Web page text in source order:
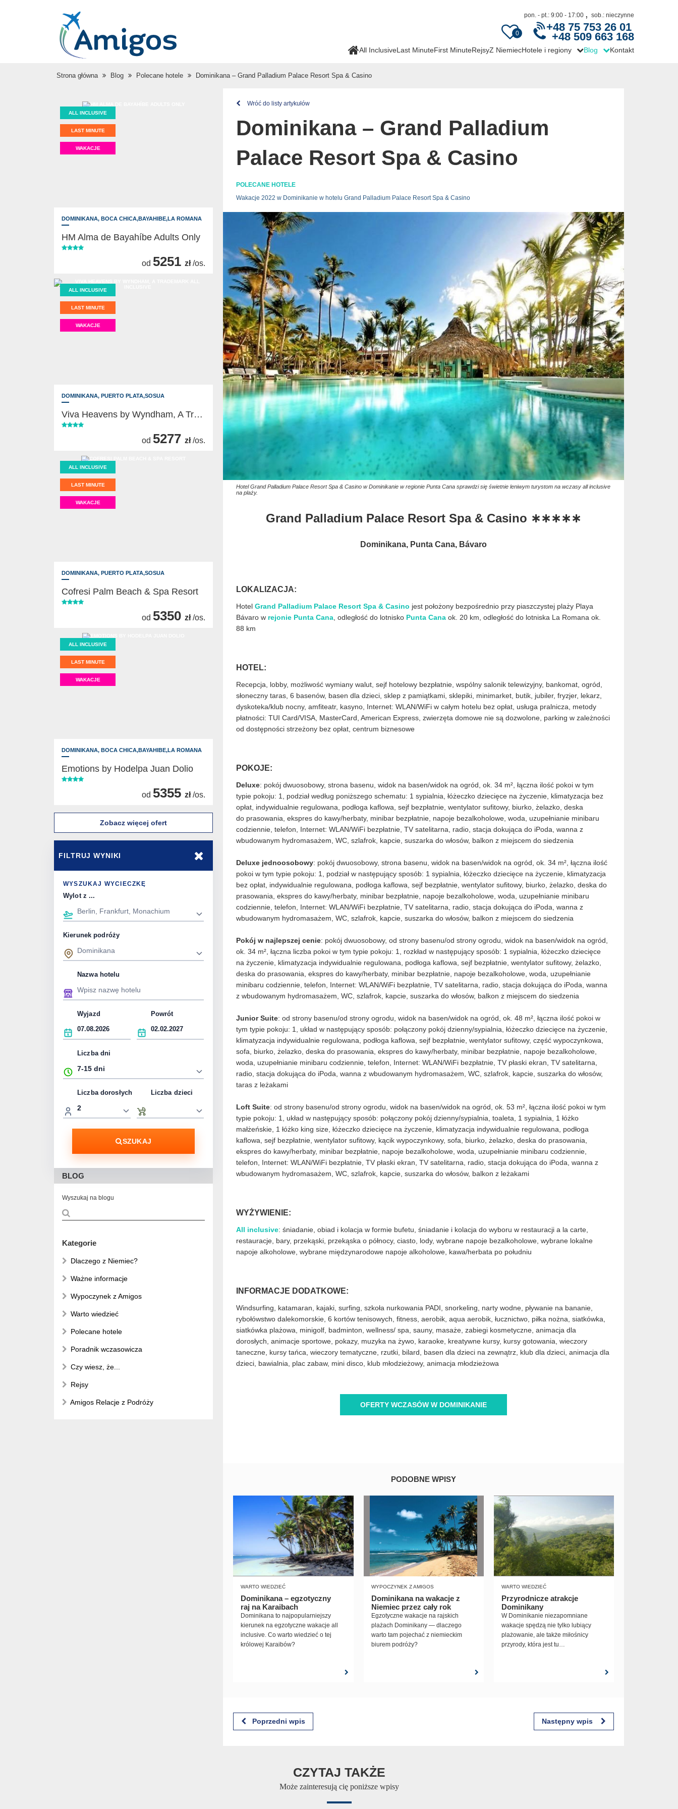
0
pon. - pt.: 9:00 - 17:00 , sob.: nieczynne
+48 75 753 26 01
+48 509 663 168
All InclusiveLast MinuteFirst MinuteRejsyZ NiemiecHotele i regiony Blog Kontakt
Strona główna Blog Polecane hotele Dominikana – Grand Palladium Palace Resort Spa & Casino
Wróć do listy artykułów
Dominikana – Grand Palladium
Palace Resort Spa & Casino
POLECANE HOTELE
Wakacje 2022 w Dominikanie w hotelu Grand Palladium Palace Resort Spa & Casino
Hotel Grand Palladium Palace Resort Spa & Casino w Dominikanie w regionie Punta Cana sprawdzi się świetnie leniwym turystom na wczasy all inclusive
na plaży.
Grand Palladium Palace Resort Spa & Casino ∗∗∗∗∗
Dominikana, Punta Cana, Bávaro
LOKALIZACJA:
HotelGrand Palladium Palace Resort Spa & Casino jest położony bezpośrednio przy piaszczystej plaży Playa
Bávaro w rejonie Punta Cana , odległość do lotnisko Punta Cana ok. 20 km, odległość do lotniska La Romana ok.
88 km
HOTEL:
Recepcja, lobby, możliwość wymiany walut, sejf hotelowy bezpłatnie, wspólny salonik telewizyjny, bankomat, ogród,
słoneczny taras, 6 basenów, basen dla dzieci, sklep z pamiątkami, sklepiki, minimarket, butik, jubiler, fryzjer, lekarz,
dyskoteka/klub nocny, amfiteatr, kasyno, Internet: WLAN/WiFi w całym hotelu bez opłat, usługa pralnicza, metody
płatności: TUI Card/VISA, MasterCard, American Express, zwierzęta domowe nie są dozwolone, parking w zależności
od dostępności strzeżony bez opłat, centrum biznesowe
POKOJE:
Deluxe: pokój dwuosobowy, strona basenu, widok na basen/widok na ogród, ok. 34 m², łączna ilość pokoi w tym
typie pokoju: 1, podział według poniższego schematu: 1 sypialnia, łóżeczko dziecięce na życzenie, klimatyzacja bez
opłat, indywidualnie regulowana, podłoga kaflowa, sejf bezpłatnie, wentylator sufitowy, biurko, żelazko, deska
do prasowania, ekspres do kawy/herbaty, minibar bezpłatnie, napoje bezalkoholowe, woda, uzupełnianie minibaru
codziennie, telefon, Internet: WLAN/WiFi bezpłatnie, TV satelitarna, radio, stacja dokująca do iPoda, wanna z
wbudowanym hydromasażem, WC, szlafrok, kapcie, suszarka do włosów, balkon z miejscem do siedzenia
Deluxe jednoosobowy: pokój dwuosobowy, strona basenu, widok na basen/widok na ogród, ok. 34 m², łączna ilość
pokoi w tym typie pokoju: 1, podział w następujący sposób: 1 sypialnia, łóżeczko dziecięce na życzenie, klimatyzacja
bez opłat, indywidualnie regulowana, podłoga kaflowa, sejf bezpłatnie, wentylator sufitowy, biurko, żelazko, deska do
prasowania, ekspres do kawy/herbaty, minibar bezpłatnie, napoje bezalkoholowe, woda, uzupełnianie minibaru
codziennie, telefon, Internet: WLAN/WiFi bezpłatnie, TV satelitarna, radio, stacja dokująca do iPoda, wanna z
wbudowanym hydromasażem, WC, szlafrok, kapcie, suszarka do włosów, balkon z miejscem do siedzenia
Pokój w najlepszej cenie: pokój dwuosobowy, od strony basenu/od strony ogrodu, widok na basen/widok na ogród,
ok. 34 m², łączna liczba pokoi w tym typie pokoju: 1, rozkład w następujący sposób: 1 sypialnia, łóżeczko dziecięce
na życzenie, klimatyzacja indywidualnie regulowana, podłoga kaflowa, sejf bezpłatnie, wentylator sufitowy, żelazko,
deska do prasowania, ekspres do kawy/herbaty, minibar bezpłatnie, napoje bezalkoholowe, woda, uzupełnianie
minibaru codziennie, telefon, Internet: WLAN/WiFi bezpłatnie, TV satelitarna, radio, stacja dokująca do iPoda, wanna
z wbudowanym hydromasażem, WC, szlafrok, kapcie, suszarka do włosów, balkon z miejscem do siedzenia
Junior Suite: od strony basenu/od strony ogrodu, widok na basen/widok na ogród, ok. 48 m², łączna ilość pokoi w
tym typie pokoju: 1, układ w następujący sposób: połączony pokój dzienny/sypialnia, łóżeczko dziecięce na życzenie,
klimatyzacja indywidualnie regulowana, podłoga kaflowa, sejf bezpłatnie, wentylator sufitowy, część wypoczynkowa,
sofa, biurko, żelazko, deska do prasowania, ekspres do kawy/herbaty, minibar bezpłatnie, napoje bezalkoholowe,
woda, uzupełnianie minibaru codziennie, telefon, Internet: WLAN/WiFi bezpłatnie, TV płaski ekran, TV satelitarna,
radio, stacja dokująca do iPoda, wanna z wbudowanym hydromasażem, WC, szlafrok, kapcie, suszarka do włosów,
taras z leżakami
Loft Suite: od strony basenu/od strony ogrodu, widok na basen/widok na ogród, ok. 53 m², łączna ilość pokoi w tym
typie pokoju: 1, układ w następujący sposób: połączony pokój dzienny/sypialnia, toaleta, 1 sypialnia, 1 łóżko
małżeńskie, 1 łóżko king size, łóżeczko dziecięce na życzenie, klimatyzacja indywidualnie regulowana, podłoga
kaflowa, sejf bezpłatnie, wentylator sufitowy, kącik wypoczynkowy, sofa, biurko, żelazko, deska do prasowania,
ekspres do kawy/herbaty, minibar bezpłatnie, napoje bezalkoholowe, woda, uzupełnianie minibaru codziennie,
telefon, Internet: WLAN/WiFi bezpłatnie, TV płaski ekran, TV satelitarna, radio, stacja dokująca do iPoda, wanna z
wbudowanym hydromasażem, WC, szlafrok, kapcie, suszarka do włosów, balkon z leżakami
WYŻYWIENIE:
All inclusive: śniadanie, obiad i kolacja w formie bufetu, śniadanie i kolacja do wyboru w restauracji a la carte,
restauracje, bary, przekąski, przekąska o północy, ciasto, lody, wybrane napoje bezalkoholowe, wybrane lokalne
napoje alkoholowe, wybrane międzynarodowe napoje alkoholowe, kawa/herbata po południu
INFORMACJE DODATKOWE:
Windsurfing, katamaran, kajaki, surfing, szkoła nurkowania PADI, snorkeling, narty wodne, pływanie na bananie,
rybołówstwo dalekomorskie, 6 kortów tenisowych, fitness, aerobik, aqua aerobik, łucznictwo, piłka nożna, siatkówka,
siatkówka plażowa, minigolf, badminton, wellness/ spa, sauny, masaże, zabiegi kosmetyczne, animacja dla
dorosłych, animacje sportowe, pokazy, muzyka na żywo, karaoke, kreatywne kursy, kursy gotowania, wieczory
taneczne, kursy tańca, wieczory tematyczne, rzutki, bilard, basen dla dzieci na zewnątrz, klub dla dzieci, animacja dla
dzieci, bawialnia, plac zabaw, mini disco, klub młodzieżowy, animacja młodzieżowa
OFERTY WCZASÓW W DOMINIKANIE
PODOBNE WPISY
WARTO WIEDZIEĆ
Dominikana – egzotyczny
raj na Karaibach
Dominikana to najpopularniejszy
kierunek na egzotyczne wakacje all
inclusive. Co warto wiedzieć o tej
królowej Karaibów?
WYPOCZYNEK Z AMIGOS
Dominikana na wakacje z
Niemiec przez cały rok
Egzotyczne wakacje na rajskich
plażach Dominikany — dlaczego
warto tam pojechać z niemieckim
biurem podróży?
WARTO WIEDZIEĆ
Przyrodnicze atrakcje
Dominikany
W Dominikanie niezapomniane
wakacje spędzą nie tylko lubiący
plażowanie, ale także miłośnicy
przyrody, która jest tu
Poprzedni wpis Następny wpis
BLOG
Wyszukaj na blogu
Kategorie
Dlaczego z Niemiec?
Ważne informacje
Wypoczynek z Amigos
Warto wiedzieć
Polecane hotele
Poradnik wczasowicza
Czy wiesz, że...
Rejsy
Amigos Relacje z Podróży
FILTRUJ WYNIKI
WYSZUKAJ WYCIECZKĘ
Wylot z ...
Kierunek podróży
Nazwa hotelu
Wyjazd Powrót
Liczba dni
Liczba dorosłych Liczba dzieci
SZUKAJ
ALL INCLUSIVE
LAST MINUTE
WAKACJE
DOMINIKANA, BOCA CHICA,BAYAHIBE,LA ROMANA
HM Alma de Bayahíbe Adults Only
od 5251 zł /os.
ALL INCLUSIVE
LAST MINUTE
WAKACJE
DOMINIKANA, PUERTO PLATA,SOSUA
Viva Heavens by Wyndham, A Trademark All Inclusive
od 5277 zł /os.
ALL INCLUSIVE
LAST MINUTE
WAKACJE
DOMINIKANA, PUERTO PLATA,SOSUA
Cofresi Palm Beach & Spa Resort
od 5350 zł /os.
ALL INCLUSIVE
LAST MINUTE
WAKACJE
DOMINIKANA, BOCA CHICA,BAYAHIBE,LA ROMANA
Emotions by Hodelpa Juan Dolio
od 5355 zł /os.
Zobacz więcej ofert
CZYTAJ TAKŻE
Może zainteresują cię poniższe wpisy